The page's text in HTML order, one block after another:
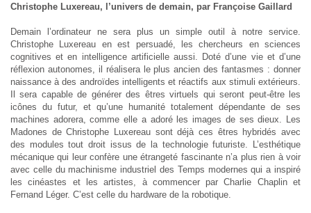
Christophe Luxereau, l’univers de demain, par Françoise Gaillard
Demain l’ordinateur ne sera plus un simple outil à notre service.
Christophe Luxereau en est persuadé, les chercheurs en sciences
cognitives et en intelligence artificielle aussi. Doté d’une vie et d’une
réflexion autonomes, il réalisera le plus ancien des fantasmes : donner
naissance à des androïdes intelligents et réactifs aux stimuli extérieurs.
Il sera capable de générer des êtres virtuels qui seront peut-être les
icônes du futur, et qu’une humanité totalement dépendante de ses
machines adorera, comme elle a adoré les images de ses dieux. Les
Madones de Christophe Luxereau sont déjà ces êtres hybridés avec
des modules tout droit issus de la technologie futuriste. L’esthétique
mécanique qui leur confère une étrangeté fascinante n’a plus rien à voir
avec celle du machinisme industriel des Temps modernes qui a inspiré
les cinéastes et les artistes, à commencer par Charlie Chaplin et
Fernand Léger. C’est celle du hardware de la robotique.